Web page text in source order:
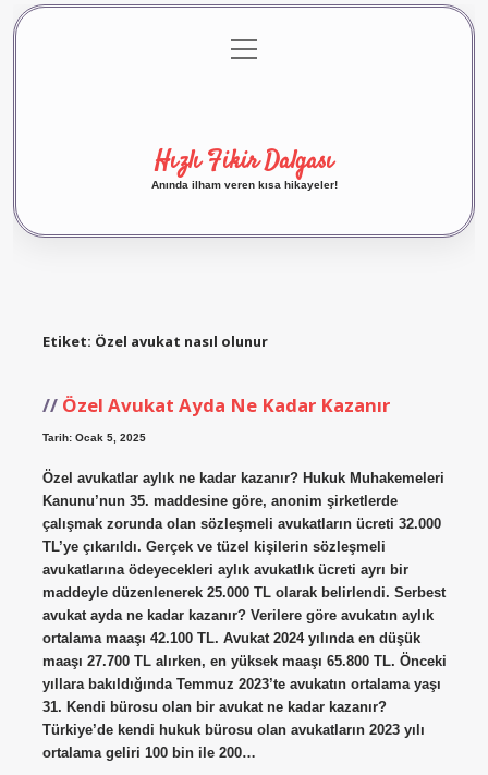
Gizlilik Politikası
menüyü
aç
Hızlı Fikir Dalgası
Anında ilham veren kısa hikayeler!
Etiket: Özel avukat nasıl olunur
Özel Avukat Ayda Ne Kadar Kazanır
Tarih: Ocak 5, 2025
Özel avukatlar aylık ne kadar kazanır? Hukuk Muhakemeleri
Kanunu’nun 35. maddesine göre, anonim şirketlerde
çalışmak zorunda olan sözleşmeli avukatların ücreti 32.000
TL’ye çıkarıldı. Gerçek ve tüzel kişilerin sözleşmeli
avukatlarına ödeyecekleri aylık avukatlık ücreti ayrı bir
maddeyle düzenlenerek 25.000 TL olarak belirlendi. Serbest
avukat ayda ne kadar kazanır? Verilere göre avukatın aylık
ortalama maaşı 42.100 TL. Avukat 2024 yılında en düşük
maaşı 27.700 TL alırken, en yüksek maaşı 65.800 TL. Önceki
yıllara bakıldığında Temmuz 2023’te avukatın ortalama yaşı
31. Kendi bürosu olan bir avukat ne kadar kazanır?
Türkiye’de kendi hukuk bürosu olan avukatların 2023 yılı
ortalama geliri 100 bin ile 200…